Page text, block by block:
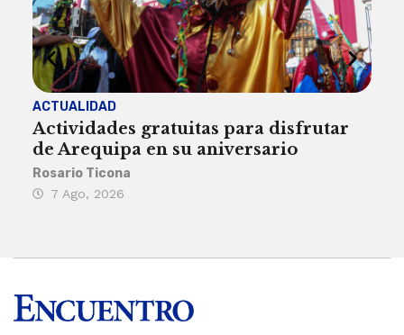
ACTUALIDAD
Actividades gratuitas para disfrutar
de Arequipa en su aniversario
Rosario Ticona
7 Ago, 2026